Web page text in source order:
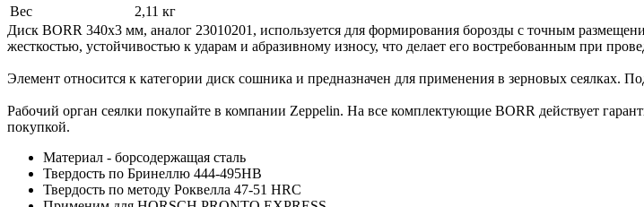
Вес
2,11 кг
Диск BORR 340х3 мм, аналог 23010201, используется для формирования борозды с точным
жесткостью, устойчивостью к ударам и абразивному износу, что делает его востребованным при
Элемент относится к категории диск сошника и предназначен для применения в зерновых сеялках.
Рабочий орган сеялки покупайте в компании Zeppelin. На все комплектующие BORR действует
покупкой.
Материал - борсодержащая сталь
Твердость по Бринеллю 444-495HB
Твердость по методу Роквелла 47-51 HRC